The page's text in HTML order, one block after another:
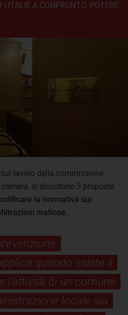
ITALIE A CONFRONTO, POTERE
tavolo della commissione
si discutono 3 proposte
la normativa sui
mafiose.
quando esiste il
l’attività di un comune
locale sia